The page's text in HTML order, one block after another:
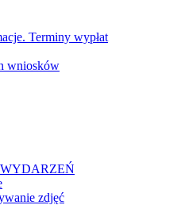
Terminy wypłat
wniosków
zdjęć